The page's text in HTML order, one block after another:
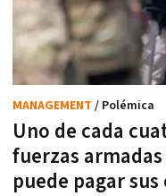
Uno de cada
fuerzas
puede pagar
MANAGEMENT / Polémica